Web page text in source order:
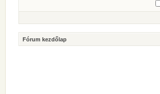
Fórum kezdőlap